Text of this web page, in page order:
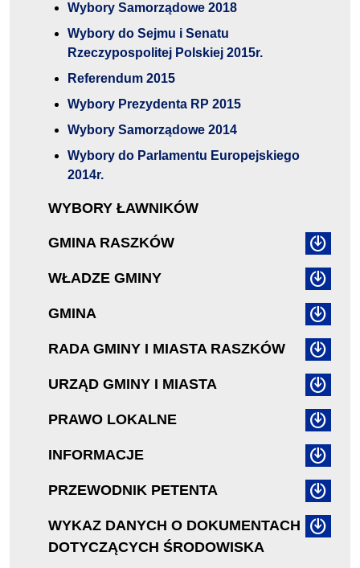
Wybory Samorządowe 2018
Wybory do Sejmu i Senatu
Rzeczypospolitej Polskiej 2015r.
Referendum 2015
Wybory Prezydenta RP 2015
Wybory Samorządowe 2014
Wybory do Parlamentu Europejskiego
2014r.
WYBORY ŁAWNIKÓW
GMINA RASZKÓW
WŁADZE GMINY
GMINA
RADA GMINY I MIASTA RASZKÓW
URZĄD GMINY I MIASTA
PRAWO LOKALNE
INFORMACJE
PRZEWODNIK PETENTA
WYKAZ DANYCH O DOKUMENTACH
DOTYCZĄCYCH ŚRODOWISKA